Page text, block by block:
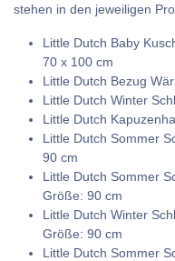
stehen in den jeweiligen
Little Dutch Baby
70 x 100 cm
Little Dutch Bezug
Little Dutch Winter
Little Dutch
Little Dutch Sommer
90 cm
Little Dutch Sommer
Größe: 90 cm
Little Dutch Winter
Größe: 90 cm
Little Dutch Sommer